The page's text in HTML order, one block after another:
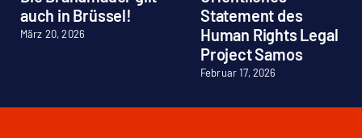
auch in Brüssel!
März 20, 2026
Statement des
Human Rights Legal
Project Samos
Februar 17, 2026